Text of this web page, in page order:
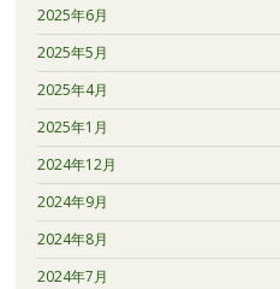
2025年6月
2025年5月
2025年4月
2025年1月
2024年12月
2024年9月
2024年8月
2024年7月